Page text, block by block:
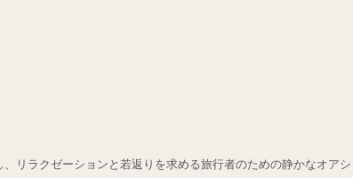
リラクゼーションと若返りを求める旅行者のための静かなオアシ